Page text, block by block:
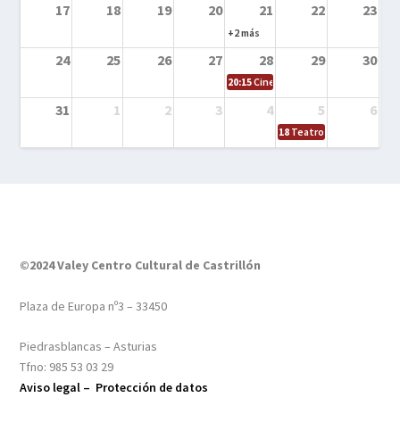
17 18 19 20 21 22 23
+2 más
24 25 26 27 28 29 30
20:15Cine en el calle – Tintín y el
31 1 2 3 4 5 6
18 Teatro – Tres
©2024 Valey Centro Cultural de Castrillón
Plaza de Europa nº3 – 33450
Piedrasblancas – Asturias
Tfno: 985 53 03 29
Aviso legal – Protección de datos